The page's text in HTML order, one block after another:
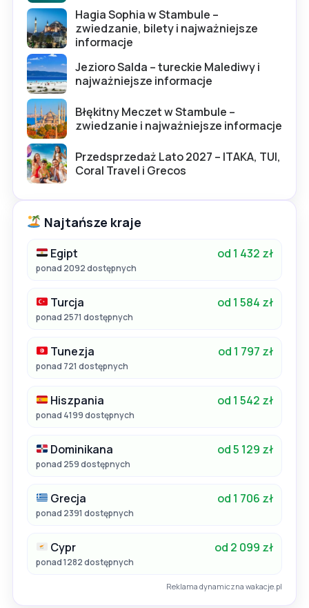
Hagia Sophia w Stambule –
zwiedzanie, bilety i najważniejsze
informacje
Jezioro Salda – tureckie Malediwy i
najważniejsze informacje
Błękitny Meczet w Stambule –
zwiedzanie i najważniejsze informacje
Przedsprzedaż Lato 2027 – ITAKA, TUI,
Coral Travel i Grecos
Najtańsze kraje
Egipt od 1 432 zł
ponad 2092 dostępnych
Turcja od 1 584 zł
ponad 2571 dostępnych
Tunezja od 1 797 zł
ponad 721 dostępnych
Hiszpania od 1 542 zł
ponad 4199 dostępnych
Dominikana od 5 129 zł
ponad 259 dostępnych
Grecja od 1 706 zł
ponad 2391 dostępnych
Cypr od 2 099 zł
ponad 1282 dostępnych
Reklama dynamiczna wakacje.pl